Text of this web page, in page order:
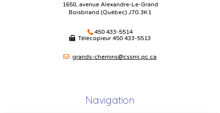
1650, avenue Alexandre-Le-Grand
Boisbriand (Québec) J7G 3K1
450 433-5514
Télécopieur450 433-5513
grands-chemins@cssmi.qc.ca
Navigation